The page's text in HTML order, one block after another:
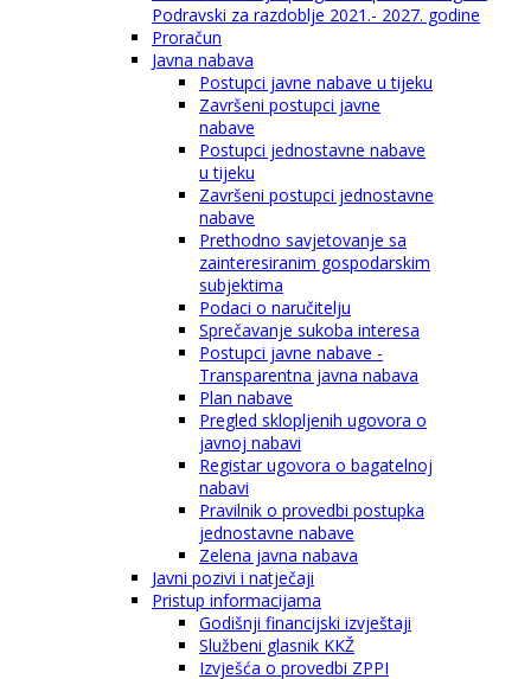
Podravski za razdoblje 2021.- 2027. godine
Proračun
Javna nabava
Postupci javne nabave u tijeku
Završeni postupci javne
nabave
Postupci jednostavne nabave
u tijeku
Završeni postupci jednostavne
nabave
Prethodno savjetovanje sa
zainteresiranim gospodarskim
subjektima
Podaci o naručitelju
Sprečavanje sukoba interesa
Postupci javne nabave -
Transparentna javna nabava
Plan nabave
Pregled sklopljenih ugovora o
javnoj nabavi
Registar ugovora o bagatelnoj
nabavi
Pravilnik o provedbi postupka
jednostavne nabave
Zelena javna nabava
Javni pozivi i natječaji
Pristup informacijama
Godišnji financijski izvještaji
Službeni glasnik KKŽ
Izvješća o provedbi ZPPI